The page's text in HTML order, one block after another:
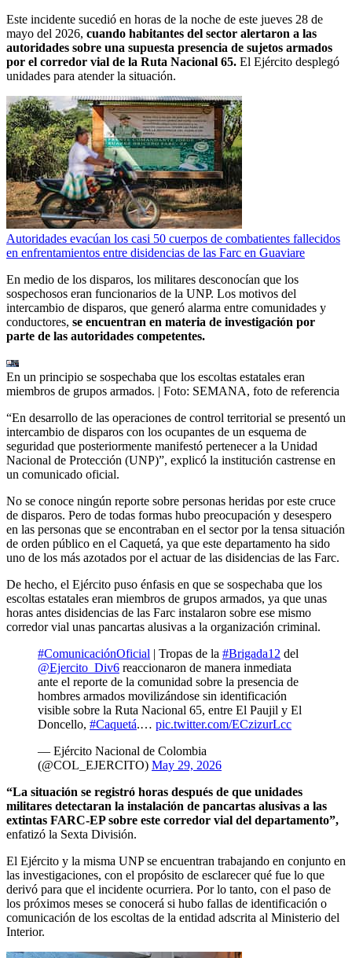
Este incidente sucedió en horas de la noche de este jueves 28 de
mayo del 2026, cuando habitantes del sector alertaron a las
autoridades sobre una supuesta presencia de sujetos armados
por el corredor vial de la Ruta Nacional 65. El Ejército desplegó
unidades para atender la situación.
Autoridades evacúan los casi 50 cuerpos de combatientes fallecidos
en enfrentamientos entre disidencias de las Farc en Guaviare
En medio de los disparos, los militares desconocían que los
sospechosos eran funcionarios de la UNP. Los motivos del
intercambio de disparos, que generó alarma entre comunidades y
conductores, se encuentran en materia de investigación por
parte de las autoridades competentes.
En un principio se sospechaba que los escoltas estatales eran
miembros de grupos armados. | Foto: SEMANA, foto de referencia
“En desarrollo de las operaciones de control territorial se presentó un
intercambio de disparos con los ocupantes de un esquema de
seguridad que posteriormente manifestó pertenecer a la Unidad
Nacional de Protección (UNP)”, explicó la institución castrense en
un comunicado oficial.
No se conoce ningún reporte sobre personas heridas por este cruce
de disparos. Pero de todas formas hubo preocupación y desespero
en las personas que se encontraban en el sector por la tensa situación
de orden público en el Caquetá, ya que este departamento ha sido
uno de los más azotados por el actuar de las disidencias de las Farc.
De hecho, el Ejército puso énfasis en que se sospechaba que los
escoltas estatales eran miembros de grupos armados, ya que unas
horas antes disidencias de las Farc instalaron sobre ese mismo
corredor vial unas pancartas alusivas a la organización criminal.
#ComunicaciónOficial | Tropas de la #Brigada12 del
@Ejercito_Div6 reaccionaron de manera inmediata
ante el reporte de la comunidad sobre la presencia de
hombres armados movilizándose sin identificación
visible sobre la Ruta Nacional 65, entre El Paujil y El
Doncello, #Caquetá.… pic.twitter.com/ECzizurLcc
— Ejército Nacional de Colombia
(@COL_EJERCITO) May 29, 2026
“La situación se registró horas después de que unidades
militares detectaran la instalación de pancartas alusivas a las
extintas FARC-EP sobre este corredor vial del departamento”,
enfatizó la Sexta División.
El Ejército y la misma UNP se encuentran trabajando en conjunto en
las investigaciones, con el propósito de esclarecer qué fue lo que
derivó para que el incidente ocurriera. Por lo tanto, con el paso de
los próximos meses se conocerá si hubo fallas de identificación o
comunicación de los escoltas de la entidad adscrita al Ministerio del
Interior.